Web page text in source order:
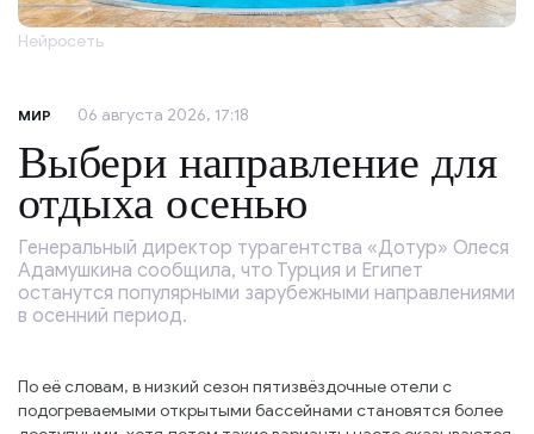
Нейросеть
МИР 06 августа 2026, 17:18
Выбери направление для
отдыха осенью
Генеральный директор турагентства «Дотур» Олеся
Адамушкина сообщила, что Турция и Египет
останутся популярными зарубежными направлениями
в осенний период.
По её словам, в низкий сезон пятизвёздочные отели с
подогреваемыми открытыми бассейнами становятся более